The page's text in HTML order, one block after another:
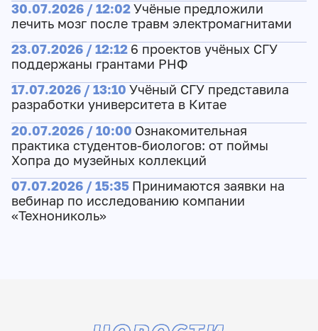
30.07.2026 / 12:02Учёные предложили
лечить мозг после травм электромагнитами
23.07.2026 / 12:12 6 проектов учёных СГУ
поддержаны грантами РНФ
17.07.2026 / 13:10 Учёный СГУ представила
разработки университета в Китае
20.07.2026 / 10:00 Ознакомительная
практика студентов-биологов: от поймы
Хопра до музейных коллекций
07.07.2026 / 15:35 Принимаются заявки на
вебинар по исследованию компании
«Технониколь»